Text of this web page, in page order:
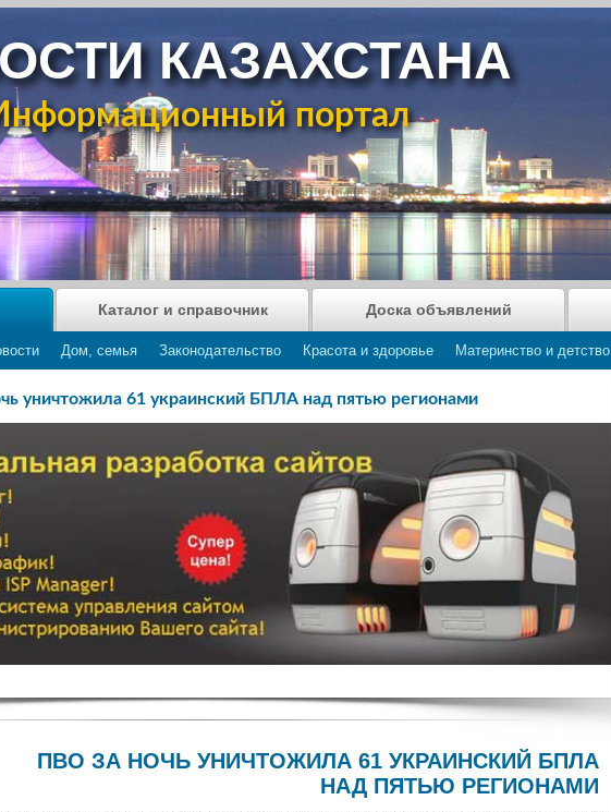
КАЗАХСТАНА
портал
Дом, семья Законодательство Красота и здоровье Материнство и детство
Каталог и справочник Доска объявлений
уничтожила 61 украинский БПЛА над пятью регионами
ПВО ЗА НОЧЬ УНИЧТОЖИЛА 61 УКРАИНСКИЙ БПЛА
НАД ПЯТЬЮ РЕГИОНАМИ